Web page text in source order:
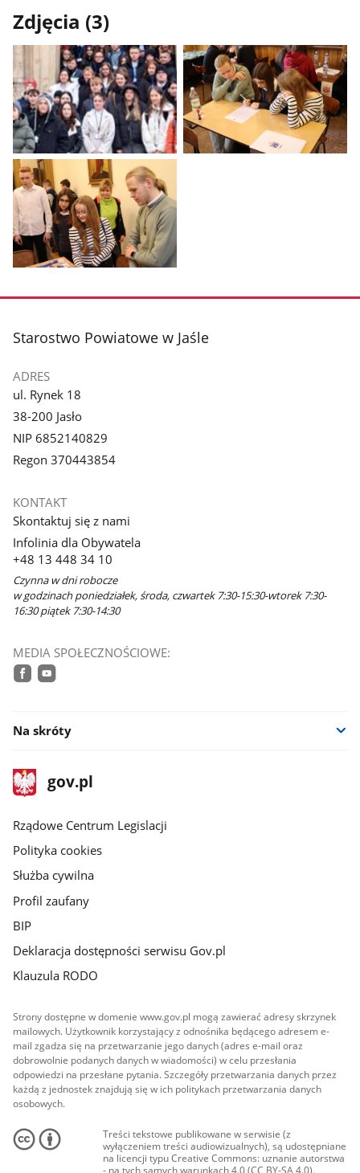
Zdjęcia (3)
Pokaż
zdjęcie
1
z
galerii.
galerii.
stopka
Starostwo Powiatowe w Jaśle
ADRES
ul. Rynek 18
38-200 Jasło
NIP 6852140829
Regon 370443854
KONTAKT
Skontaktuj się z nami
Infolinia dla Obywatela
+48 13 448 34 10
Czynna w dni robocze
w godzinach poniedziałek, środa, czwartek 7:30-15:30-wtorek 7:30-
16:30 piątek 7:30-14:30
MEDIA SPOŁECZNOŚCIOWE:
Na skróty
stopka
gov.plStrona
gov.pl
Rządowe Centrum Legislacji
Polityka cookies
Służba cywilna
Profil zaufany
BIP
Deklaracja dostępności serwisu Gov.pl
Klauzula RODO
Strony dostępne w domenie www.gov.pl mogą zawierać adresy skrzynek
mailowych. Użytkownik korzystający z odnośnika będącego adresem e-
mail zgadza się na przetwarzanie jego danych (adres e-mail oraz
dobrowolnie podanych danych w wiadomości) w celu przesłania
odpowiedzi na przesłane pytania. Szczegóły przetwarzania danych przez
każdą z jednostek znajdują się w ich politykach przetwarzania danych
osobowych.
Treści tekstowe publikowane w serwisie (z
wyłączeniem treści audiowizualnych), są udostępniane
na licencji typu Creative Commons: uznanie autorstwa
- na tych samych warunkach 4.0 (CC BY-SA 4.0).